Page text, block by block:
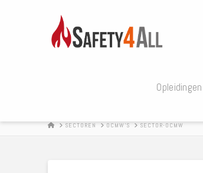
Opleidingen
HOMESECTOREN OCMW’S SECTOR-OCMW